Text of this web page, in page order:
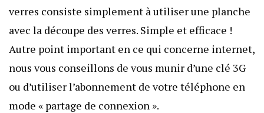
verres consiste simplement à utiliser une planche
avec la découpe des verres. Simple et efficace !
Autre point important en ce qui concerne internet,
nous vous conseillons de vous munir d’une clé 3G
ou d’utiliser l’abonnement de votre téléphone en
mode « partage de connexion ».